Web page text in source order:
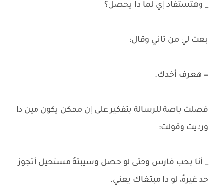
_ وهتستفاد إي لما دا يحصل؟
بعت لي من تاني وقال:
= هعرف أخدك.
فضلت باصة للرسالة بتفكير على إن ممكن يكون مين دا
ورديت وقولت:
_ أنا بحب فارس وحتى لو حصل وسيبتهُ مستحيل أتجوز
حد غيرهُ، لو دا مبتغاك يعني.